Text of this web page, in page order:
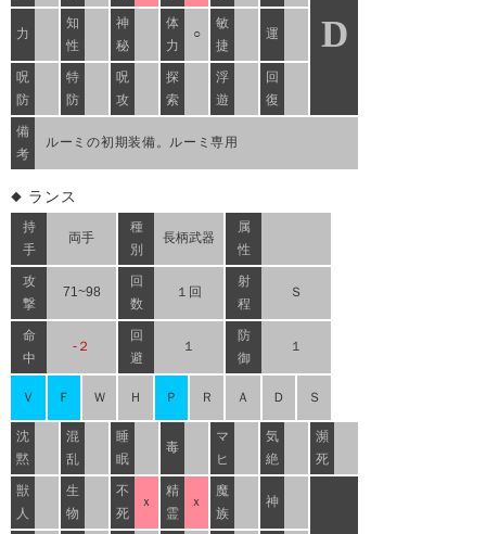
D
力
知
性
神
秘
体
力
○
敏
捷
運
呪
防
特
防
呪
攻
探
索
浮
遊
回
復
備
考
ルーミの初期装備。ルーミ専用
ランス
持
手
両手
種
別
長柄武器
属
性
攻
撃
71~98
回
数
１回
射
程
Ｓ
命
中
-２
回
避
１
防
御
１
Ｖ Ｆ Ｗ Ｈ Ｐ Ｒ Ａ Ｄ Ｓ
沈
黙
混
乱
睡
眠
毒
マ
ヒ
気
絶
瀕
死
獣
人
生
物
不
死
ｘ
精
霊
ｘ
魔
族
神